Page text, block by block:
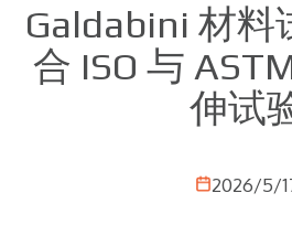
Galdabini 材料
合 ISO 与
伸试
2026/5/